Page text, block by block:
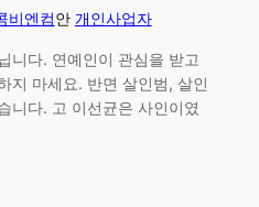
비엔컴안 개인사업자
니다. 연예인이 관심을 받고
지 마세요. 반면 살인범, 살인
니다. 고 이선균은 사인이였